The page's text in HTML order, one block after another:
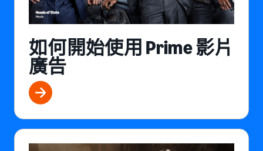
如何開始使用 Prime 影片
廣告